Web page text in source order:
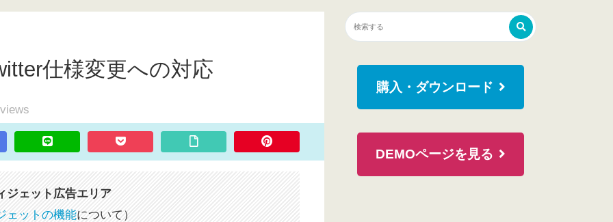
仕様変更への対応
ジェット広告エリア
ェットの機能について）
購入・ダウンロード
DEMOページを見る